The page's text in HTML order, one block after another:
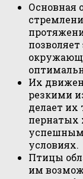
Основная
Их
резкими
делает
пернатых
условиях.
Птицы
им